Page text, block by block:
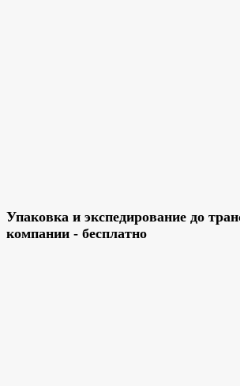
Упаковка и экспедирование до
компании - бесплатно